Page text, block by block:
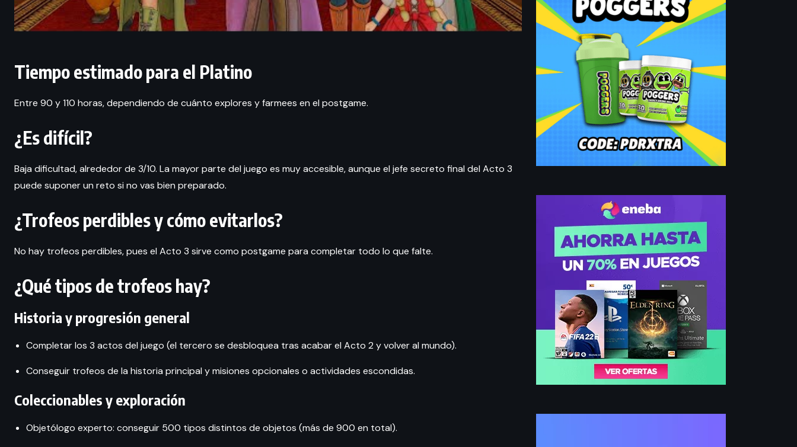
Tiempo estimado para el Platino
Entre 90 y 110 horas, dependiendo de cuánto explores y farmees en el postgame.
¿Es difícil?
Baja dificultad, alrededor de 3/10. La mayor parte del juego es muy accesible, aunque el jefe secreto final del Acto 3
puede suponer un reto si no vas bien preparado.
¿Trofeos perdibles y cómo evitarlos?
No hay trofeos perdibles, pues el Acto 3 sirve como postgame para completar todo lo que falte.
¿Qué tipos de trofeos hay?
Historia y progresión general
Completar los 3 actos del juego (el tercero se desbloquea tras acabar el Acto 2 y volver al mundo).
Conseguir trofeos de la historia principal y misiones opcionales o actividades escondidas.
Coleccionables y exploración
Objetólogo experto: conseguir 500 tipos distintos de objetos (más de 900 en total).